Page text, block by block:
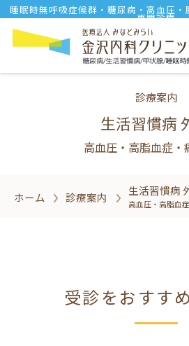
睡眠時無呼吸症候群・糖尿病・高血圧
専門診療
診療案内
生活習慣病
高血圧・高脂血症・
ホーム 診療案内 生活習慣病
高血圧・高脂血
受診をおすす